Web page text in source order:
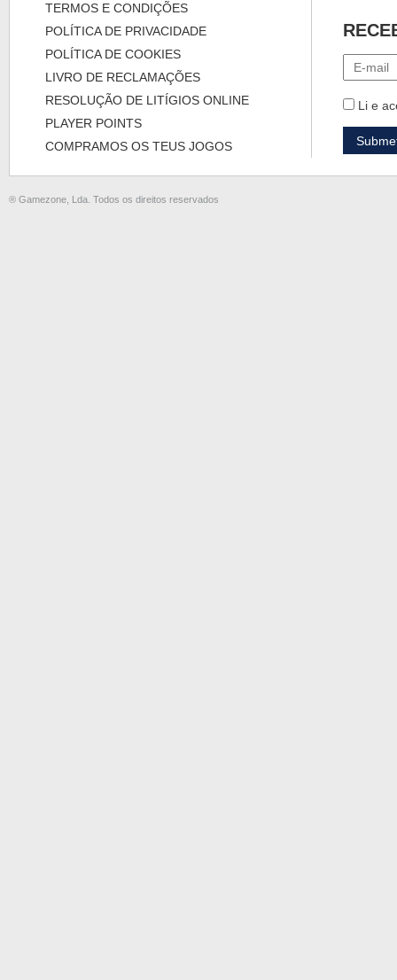
TERMOS E CONDIÇÕES
POLÍTICA DE PRIVACIDADE
POLÍTICA DE COOKIES
LIVRO DE RECLAMAÇÕES
RESOLUÇÃO DE LITÍGIOS ONLINE
PLAYER POINTS
COMPRAMOS OS TEUS JOGOS
Li e
® Gamezone, Lda. Todos os direitos reservados